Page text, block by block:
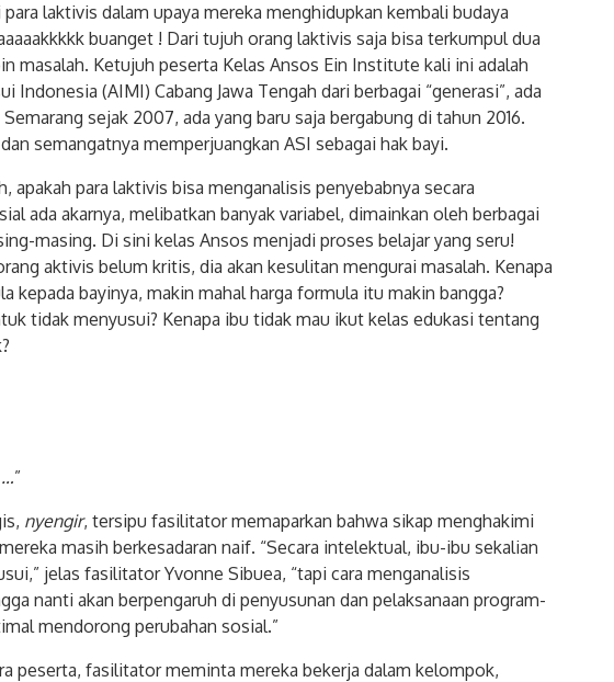
laktivis dalam upaya mereka menghidupkan kembali budaya
buanget ! Dari tujuh orang laktivis saja bisa terkumpul dua
masalah. Ketujuh peserta Kelas Ansos Ein Institute kali ini adalah
Indonesia (AIMI) Cabang Jawa Tengah dari berbagai “generasi”, ada
sejak 2007, ada yang baru saja bergabung di tahun 2016.
semangatnya memperjuangkan ASI sebagai hak bayi.
apakah para laktivis bisa menganalisis penyebabnya secara
ada akarnya, melibatkan banyak variabel, dimainkan oleh berbagai
masing. Di sini kelas Ansos menjadi proses belajar yang seru!
aktivis belum kritis, dia akan kesulitan mengurai masalah. Kenapa
kepada bayinya, makin mahal harga formula itu makin bangga?
tidak menyusui? Kenapa ibu tidak mau ikut kelas edukasi tentang
”
nyengir, tersipu fasilitator memaparkan bahwa sikap menghakimi
masih berkesadaran naif. “Secara intelektual, ibu-ibu sekalian
jelas fasilitator Yvonne Sibuea, “tapi cara menganalisis
nanti akan berpengaruh di penyusunan dan pelaksanaan program-
mendorong perubahan sosial.”
peserta, fasilitator meminta mereka bekerja dalam kelompok,